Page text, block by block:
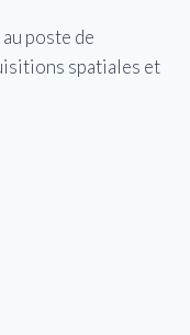
poste de
spatiales et